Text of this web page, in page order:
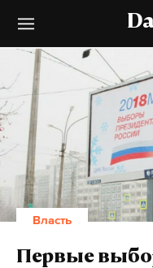
Власть
Первые